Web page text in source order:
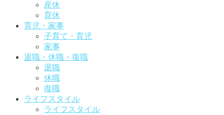
産休
育休
育児・家事
子育て・育児
家事
退職・休職・復職
退職
休職
復職
ライフスタイル
ライフスタイル